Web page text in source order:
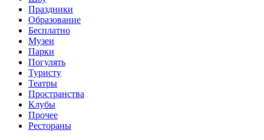
Праздники
Образование
Бесплатно
Музеи
Парки
Погулять
Туристу
Театры
Пространства
Клубы
Прочее
Рестораны